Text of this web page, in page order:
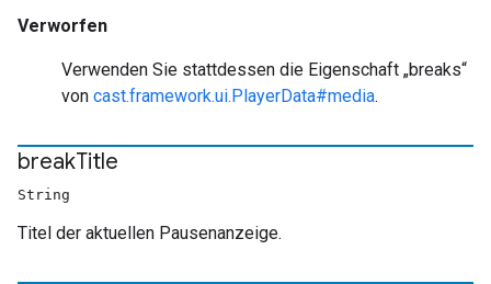
Verworfen
Verwenden Sie stattdessen die Eigenschaft „breaks“
von cast.framework.ui.PlayerData#media.
breakTitle
String
Titel der aktuellen Pausenanzeige.